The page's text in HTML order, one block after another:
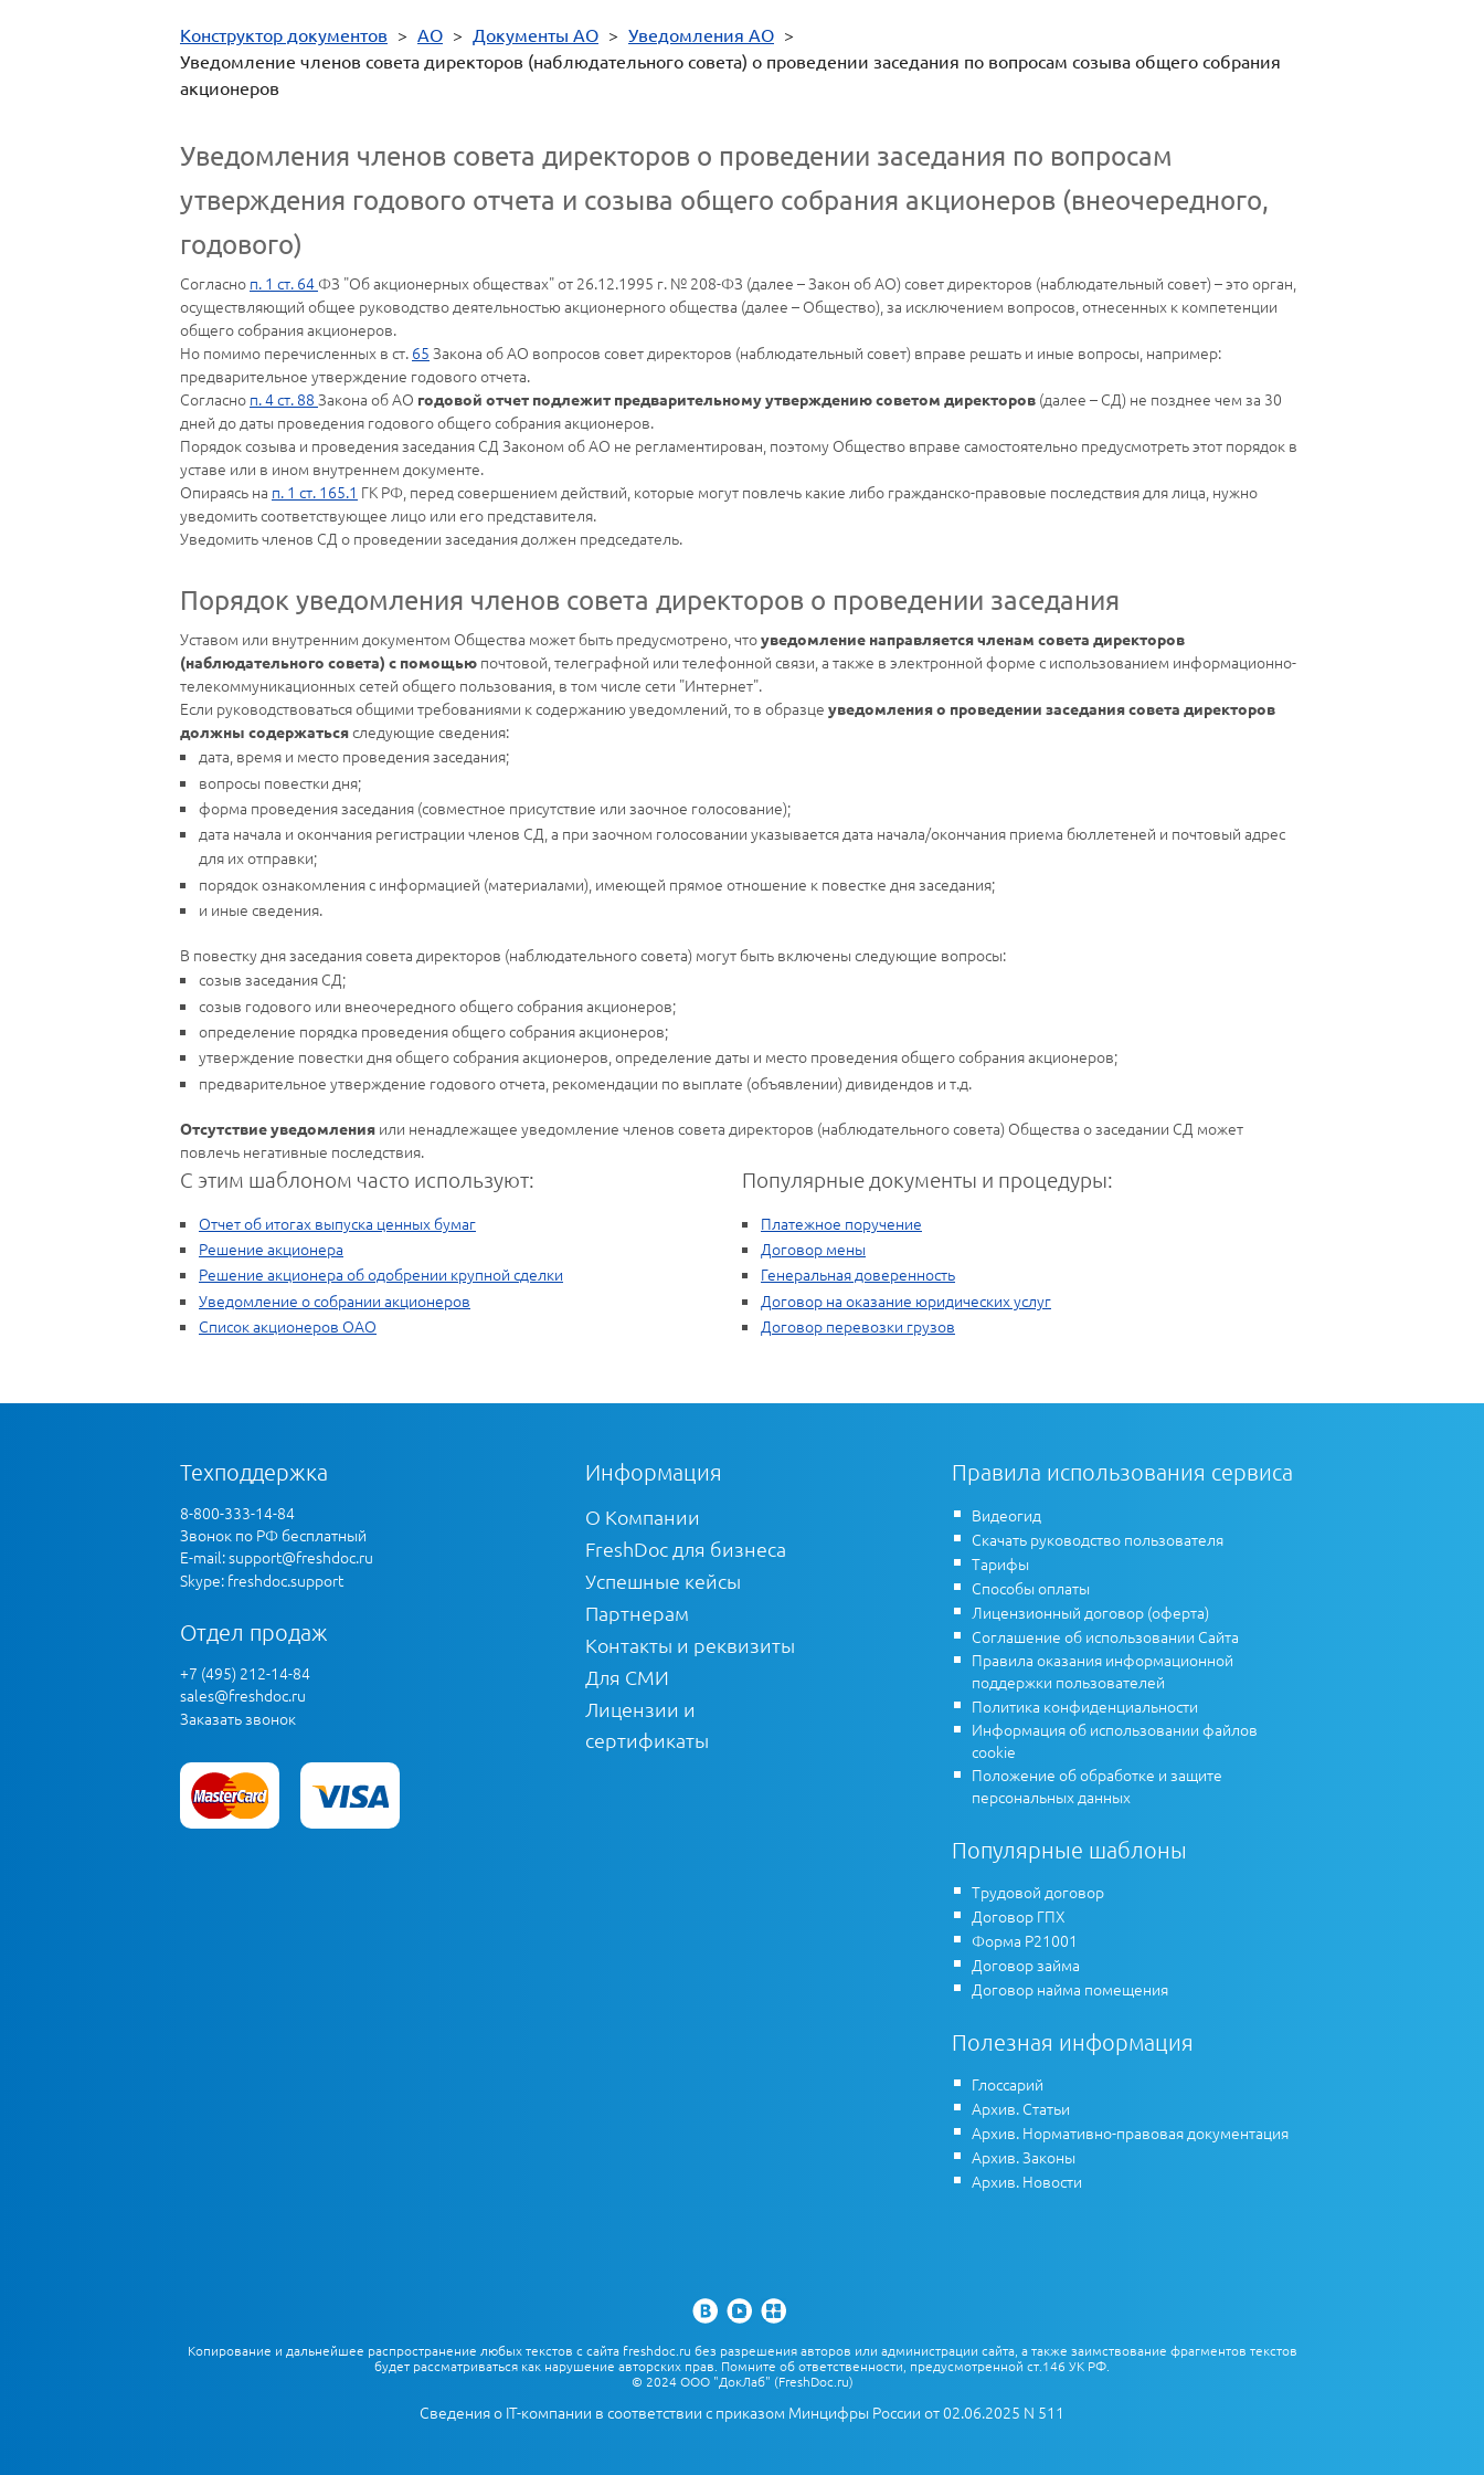
Конструктор документов > АО > Документы АО > Уведомления АО >
Уведомление членов совета директоров (наблюдательного совета) о проведении заседания по вопросам созыва общего собрания
акционеров
Уведомления членов совета директоров о проведении заседания по вопросам
утверждения годового отчета и созыва общего собрания акционеров (внеочередного,
годового)
Согласно п. 1 ст. 64 ФЗ "Об акционерных обществах" от 26.12.1995 г. № 208-ФЗ (далее – Закон об АО) совет директоров (наблюдательный совет) – это орган,
осуществляющий общее руководство деятельностью акционерного общества (далее – Общество), за исключением вопросов, отнесенных к компетенции
общего собрания акционеров.
Но помимо перечисленных в ст. 65 Закона об АО вопросов совет директоров (наблюдательный совет) вправе решать и иные вопросы, например:
предварительное утверждение годового отчета.
Согласно п. 4 ст. 88 Закона об АО годовой отчет подлежит предварительному утверждению советом директоров (далее – СД) не позднее чем за 30
дней до даты проведения годового общего собрания акционеров.
Порядок созыва и проведения заседания СД Законом об АО не регламентирован, поэтому Общество вправе самостоятельно предусмотреть этот порядок в
уставе или в ином внутреннем документе.
Опираясь на п. 1 ст. 165.1 ГК РФ, перед совершением действий, которые могут повлечь какие либо гражданско-правовые последствия для лица, нужно
уведомить соответствующее лицо или его представителя.
Уведомить членов СД о проведении заседания должен председатель.
Порядок уведомления членов совета директоров о проведении заседания
Уставом или внутренним документом Общества может быть предусмотрено, чтоуведомление направляется членам совета директоров
(наблюдательного совета) с помощью почтовой, телеграфной или телефонной связи, а также в электронной форме с использованием информационно-
телекоммуникационных сетей общего пользования, в том числе сети "Интернет".
Если руководствоваться общими требованиями к содержанию уведомлений, то в образце уведомления о проведении заседания совета директоров
должны содержатьсяследующие сведения:
дата, время и место проведения заседания;
вопросы повестки дня;
форма проведения заседания (совместное присутствие или заочное голосование);
дата начала и окончания регистрации членов СД, а при заочном голосовании указывается дата начала/окончания приема бюллетеней и почтовый адрес
для их отправки;
порядок ознакомления с информацией (материалами), имеющей прямое отношение к повестке дня заседания;
и иные сведения.
В повестку дня заседания совета директоров (наблюдательного совета) могут быть включены следующие вопросы:
созыв заседания СД;
созыв годового или внеочередного общего собрания акционеров;
определение порядка проведения общего собрания акционеров;
утверждение повестки дня общего собрания акционеров, определение даты и место проведения общего собрания акционеров;
предварительное утверждение годового отчета, рекомендации по выплате (объявлении) дивидендов и т.д.
Отсутствие уведомления или ненадлежащее уведомление членов совета директоров (наблюдательного совета) Общества о заседании СД может
повлечь негативные последствия.
С этим шаблоном часто используют:
Отчет об итогах выпуска ценных бумаг
Решение акционера
Решение акционера об одобрении крупной сделки
Уведомление о собрании акционеров
Список акционеров ОАО
Популярные документы и процедуры:
Платежное поручение
Договор мены
Генеральная доверенность
Договор на оказание юридических услуг
Договор перевозки грузов
Техподдержка
8-800-333-14-84
Звонок по РФ бесплатный
E-mail:support@freshdoc.ru
Skype: freshdoc.support
Отдел продаж
+7 (495) 212-14-84
sales@freshdoc.ru
Заказать звонок
Информация
О Компании
FreshDoc для бизнеса
Успешные кейсы
Партнерам
Контакты и реквизиты
Для СМИ
Лицензии и
сертификаты
Правила использования сервиса
Видеогид
Скачать руководство пользователя
Тарифы
Способы оплаты
Лицензионный договор (оферта)
Соглашение об использовании Сайта
Правила оказания информационной
поддержки пользователей
Политика конфиденциальности
Информация об использовании файлов
cookie
Положение об обработке и защите
персональных данных
Популярные шаблоны
Трудовой договор
Договор ГПХ
Форма Р21001
Договор займа
Договор найма помещения
Полезная информация
Глоссарий
Архив. Статьи
Архив. Нормативно-правовая документация
Архив. Законы
Архив. Новости
Копирование и дальнейшее распространение любых текстов с сайта freshdoc.ru без разрешения авторов или администрации сайта, а также заимствование фрагментов текстов
будет рассматриваться как нарушение авторских прав. Помните об ответственности, предусмотренной ст.146 УК РФ.
© 2024 ООО "ДокЛаб" (FreshDoc.ru)
Сведения о IT-компании в соответствии с приказом Минцифры России от 02.06.2025 N 511